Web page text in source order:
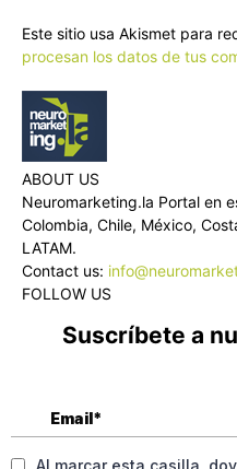
Este sitio usa Akismet para
procesan los datos de tus
ABOUT US
Neuromarketing.la Portal en
Colombia, Chile, México,
LATAM.
Contact us:
FOLLOW US
Suscríbete a